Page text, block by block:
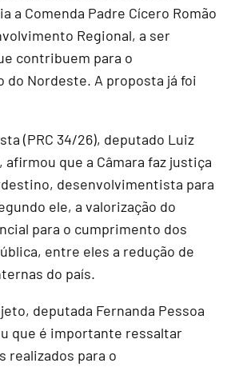
a Comenda Padre Cícero Romão
Regional, a ser
contribuem para o
do Nordeste. A proposta já foi
(PRC 34/26), deputado Luiz
afirmou que a Câmara faz justiça
desenvolvimentista para
ele, a valorização do
para o cumprimento dos
entre eles a redução de
do país.
deputada Fernanda Pessoa
que é importante ressaltar
realizados para o